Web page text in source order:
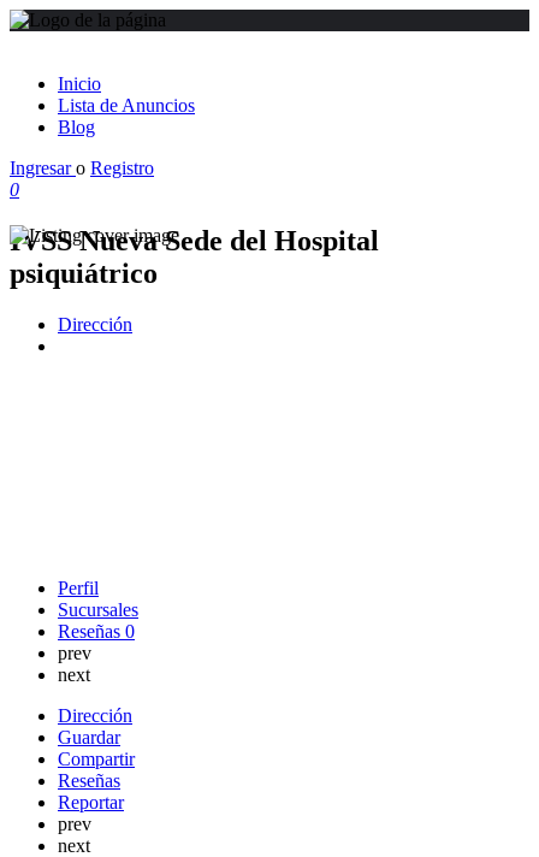
Inicio
Lista de Anuncios
Blog
Ingresaro Registro
0
IVSS Nueva Sede del Hospital
psiquiátrico
Dirección
Perfil
Sucursales
Reseñas 0
prev
next
Dirección
Guardar
Compartir
Reseñas
Reportar
prev
next